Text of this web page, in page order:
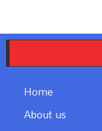
Home
About us